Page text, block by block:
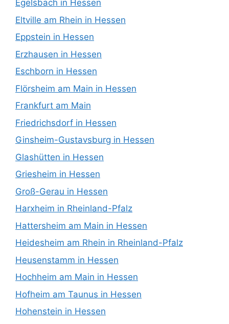
Egelsbach in Hessen
Eltville am Rhein in Hessen
Eppstein in Hessen
Erzhausen in Hessen
Eschborn in Hessen
Flörsheim am Main in Hessen
Frankfurt am Main
Friedrichsdorf in Hessen
Ginsheim-Gustavsburg in Hessen
Glashütten in Hessen
Griesheim in Hessen
Groß-Gerau in Hessen
Harxheim in Rheinland-Pfalz
Hattersheim am Main in Hessen
Heidesheim am Rhein in Rheinland-Pfalz
Heusenstamm in Hessen
Hochheim am Main in Hessen
Hofheim am Taunus in Hessen
Hohenstein in Hessen